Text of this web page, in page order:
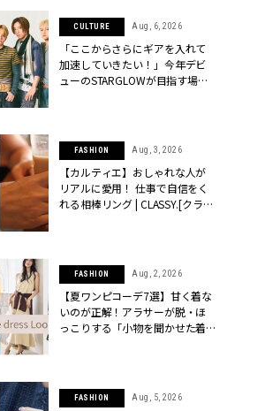
CULTURE Aug, 6, 2026
「ここからさらにギアを入れて
加速していきたい！」今年デビ
ューのSTARGLOWが目指す場所
FASHION Aug, 3, 2026
【カルティエ】おしゃれな人が
リアルに愛用！ 仕事で自信をく
れる相棒リング | CLASSY.[クラッ
FASHION Aug, 2, 2026
【夏ワンピコーデ7選】甘く着な
いのが正解！アラサーが脱・ほ
っこりする「小物を聞かせた着
FASHION Aug, 5, 2026